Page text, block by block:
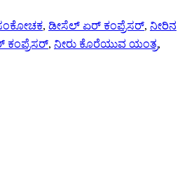
, ಡೀಸೆಲ್ ಏರ್ ಕಂಪ್ರೆಸರ್, ನೀರಿನ
ಕಂಪ್ರೆಸರ್, ನೀರು ಕೊರೆಯುವ ಯಂತ್ರ,